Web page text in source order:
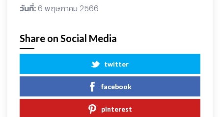
วันที่: 6 พฤษภาคม 2566
Share on Social Media
twitter
facebook
pinterest